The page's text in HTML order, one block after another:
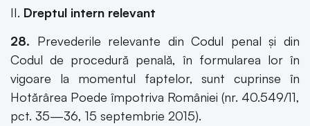
II. Dreptul intern relevant
28. Prevederile relevante din Codul penal şi din
Codul de procedură penală, în formularea lor în
vigoare la momentul faptelor, sunt cuprinse în
Hotărârea Poede împotriva României (nr. 40.549/11,
pct. 35—36, 15 septembrie 2015).